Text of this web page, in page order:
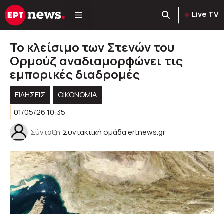
Μετάβαση
σε
Live TV
Το κλείσιμο των Στενών του
Ορμούζ αναδιαμορφώνει τις
εμπορικές διαδρομές
ΕΙΔΗΣΕΙΣ
ΟΙΚΟΝΟΜΙΑ
01/05/26 10:35
Σύνταξη Συντακτική ομάδα ertnews.gr